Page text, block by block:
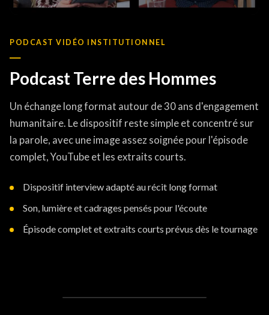
PODCAST VIDÉO INSTITUTIONNEL
Podcast Terre des Hommes
Un échange long format autour de 30 ans d'engagement
humanitaire. Le dispositif reste simple et concentré sur
la parole, avec une image assez soignée pour l'épisode
complet, YouTube et les extraits courts.
Dispositif interview adapté au récit long format
Son, lumière et cadrages pensés pour l'écoute
Épisode complet et extraits courts prévus dès le tournage